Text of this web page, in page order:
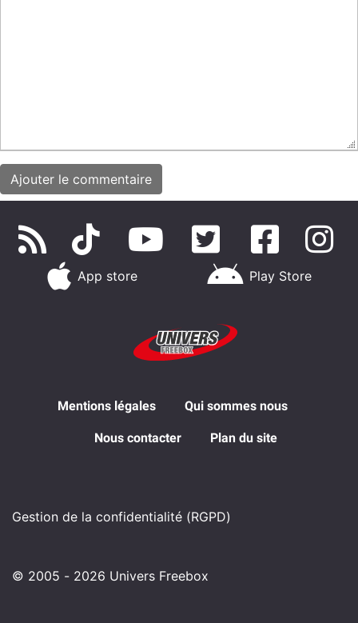
App store Play Store
Mentions légales Qui sommes nous
Nous contacter Plan du site
Gestion de la confidentialité (RGPD)
© 2005 - 2026 Univers Freebox